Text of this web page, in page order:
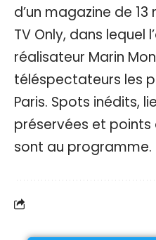
d’un magazine de
TV Only, dans lequel
réalisateur Marin
téléspectateurs les
Paris. Spots inédits,
préservées et points
sont au programme.